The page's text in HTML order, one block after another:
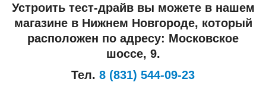
Устроить тест-драйв вы можете в нашем
магазине в Нижнем Новгороде, который
расположен по адресу: Московское
шоссе, 9.
Тел. 8 (831) 544-09-23